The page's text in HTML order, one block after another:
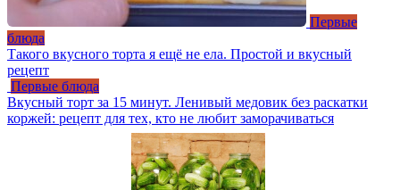
Первые
блюда
Такого вкусного торта я ещё не ела. Простой и вкусный
рецепт
Первые блюда
Вкусный торт за 15 минут. Ленивый медовик без раскатки
коржей: рецепт для тех, кто не любит заморачиваться